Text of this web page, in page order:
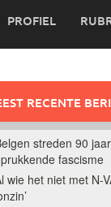
PROFIEL
RECENTE
streden 90
fascisme
wie het niet met N-